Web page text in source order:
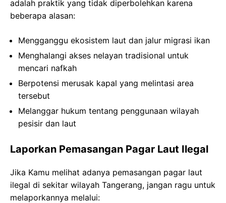
adalah praktik yang tidak diperbolehkan karena
beberapa alasan:
Mengganggu ekosistem laut dan jalur migrasi ikan
Menghalangi akses nelayan tradisional untuk
mencari nafkah
Berpotensi merusak kapal yang melintasi area
tersebut
Melanggar hukum tentang penggunaan wilayah
pesisir dan laut
Laporkan Pemasangan Pagar Laut Ilegal
Jika Kamu melihat adanya pemasangan pagar laut
ilegal di sekitar wilayah Tangerang, jangan ragu untuk
melaporkannya melalui: